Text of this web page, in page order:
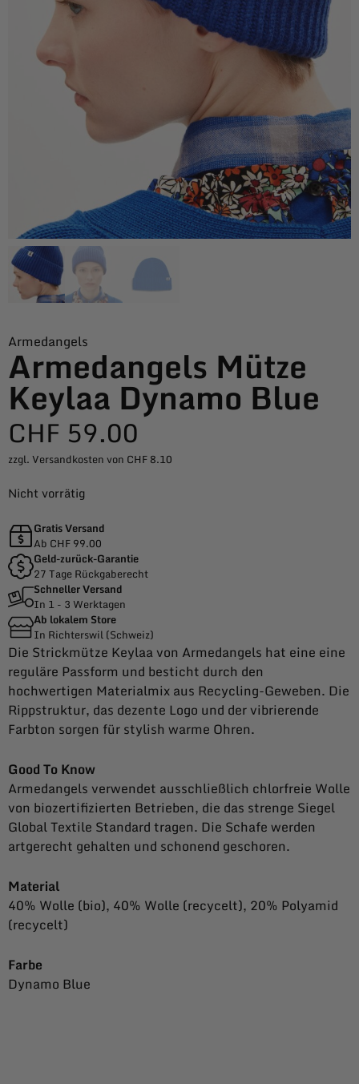
Armedangels
Armedangels Mütze
Keylaa Dynamo Blue
CHF 59.00
zzgl. Versandkosten von CHF 8.10
Nicht vorrätig
Gratis Versand
Ab CHF 99.00
Geld-zurück-Garantie
27 Tage Rückgaberecht
Schneller Versand
In 1 - 3 Werktagen
Ab lokalem Store
In Richterswil (Schweiz)
Die Strickmütze Keylaa von Armedangels hat eine eine
reguläre Passform und besticht durch den
hochwertigen Materialmix aus Recycling-Geweben. Die
Rippstruktur, das dezente Logo und der vibrierende
Farbton sorgen für stylish warme Ohren.
Good To Know
Armedangels verwendet ausschließlich chlorfreie Wolle
von biozertifizierten Betrieben, die das strenge Siegel
Global Textile Standard tragen. Die Schafe werden
artgerecht gehalten und schonend geschoren.
Material
40% Wolle (bio), 40% Wolle (recycelt), 20% Polyamid
(recycelt)
Farbe
Dynamo Blue